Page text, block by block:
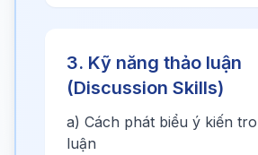
3. Kỹ năng thảo luận
(Discussion Skills)
a) Cách phát biểu ý kiến
luận